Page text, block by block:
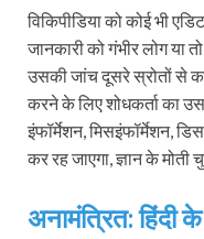
विकिपीडिया को कोई भी
जानकारी को गंभीर लोग या
उसकी जांच दूसरे स्रोतों से
करने के लिए शोधकर्ता का
इंफॉर्मेशन, मिसइंफॉर्मेशन,
कर रह जाएगा, ज्ञान के मोती
अनामंत्रित: